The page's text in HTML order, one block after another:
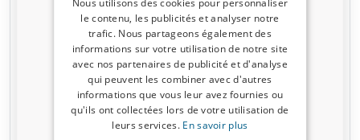
Clip de fixation Sonniboy
SC4-40 - Plastique
1 pièce
Clip de fixation Sonniboy
SC5-50 - Plastique
1 pièce
le contenu, les publicités et analyser notre
trafic. Nous partageons également des
informations sur votre utilisation de notre site
avec nos partenaires de publicité et d'analyse
qui peuvent les combiner avec d'autres
informations que vous leur avez fournies ou
qu'ils ont collectées lors de votre utilisation de
leurs services. En savoir plus
Un code de réduction de 5 % ?
Inscrivez-vous dès maintenant à notre
newsletter et profitez-en ! Votre code promo est
valable 3 jours.
Adresse email